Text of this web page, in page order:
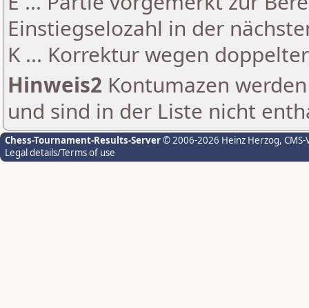
Einstiegselozahl in der
K ... Korrektur wegen
Hinweis2 Kontumazen
und sind in der Liste nicht
Chess-Tournament-Results-Server© 2006-2026 Heinz Herzog,
Legal details/Terms of use